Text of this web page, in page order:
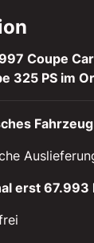
Coupe
325 PS im
Fahrzeug
erst 67.993